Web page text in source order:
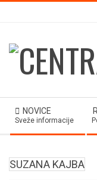
content
Navigation
NOVICE
Sveže informacije
SUZANA KAJBA